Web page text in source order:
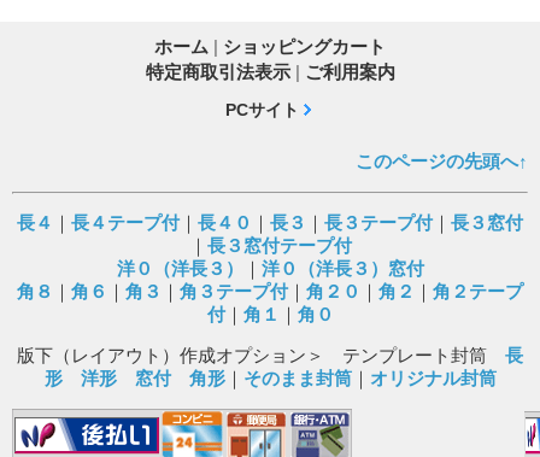
ホーム | ショッピングカート
特定商取引法表示 | ご利用案内
PCサイト
このページの先頭へ↑
長４ ｜ 長４テープ付｜ 長４０ ｜ 長３ ｜ 長３テープ付｜ 長３窓付
｜ 長３窓付テープ付
洋０（洋長３）
｜ 洋０（洋長３）窓付
角８ ｜ 角６ ｜ 角３ ｜ 角３テープ付｜ 角２０ ｜ 角２ ｜ 角２テープ
付｜ 角１ ｜ 角０
版下（レイアウト）作成オプション＞ テンプレート封筒 長
形
洋形 窓付 角形｜ そのまま封筒｜ オリジナル封筒